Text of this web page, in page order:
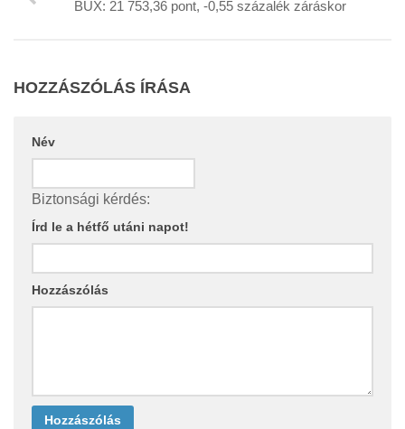
BUX: 21 753,36 pont, -0,55 százalék záráskor
HOZZÁSZÓLÁS ÍRÁSA
Név
Biztonsági kérdés:
Írd le a hétfő utáni napot!
Hozzászólás